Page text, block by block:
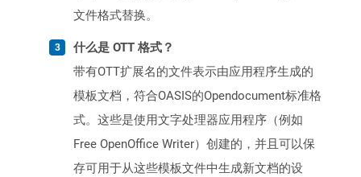
文件格式替换。
什么是 OTT 格式？
带有OTT扩展名的文件表示由应用程序生成的
模板文档，符合OASIS的Opendocument标准格
式。这些是使用文字处理器应用程序（例如
Free OpenOffice Writer）创建的，并且可以保
存可用于从这些模板文件中生成新文档的设